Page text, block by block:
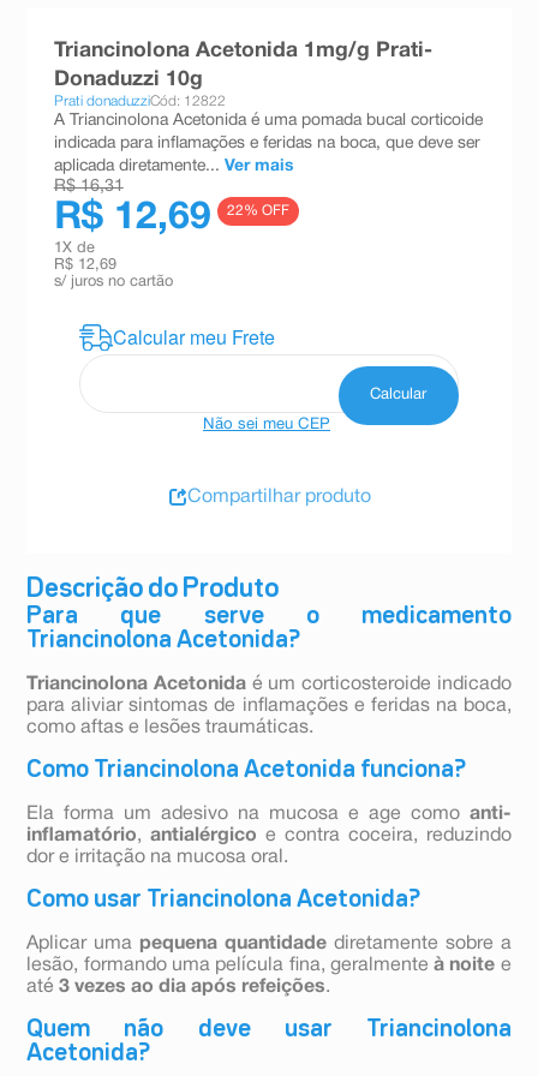
esmalte
10ºabsorvente
Descrição do Produto
Para que serve o medicamento
Triancinolona Acetonida?
Triancinolona Acetonida é um corticosteroide indicado
para aliviar sintomas de inflamações e feridas na boca,
como aftas e lesões traumáticas.
Como Triancinolona Acetonida funciona?
Ela forma um adesivo na mucosa e age como anti-
inflamatório,antialérgico e contra coceira, reduzindo
dor e irritação na mucosa oral.
Como usar Triancinolona Acetonida?
Aplicar uma pequena quantidade diretamente sobre a
lesão, formando uma película fina, geralmente à noite e
até3 vezes ao dia após refeições.
Quem não deve usar Triancinolona
Acetonida?
Triancinolona Acetonida 1mg/g Prati-
Donaduzzi 10g
Prati donaduzziCód: 12822
A Triancinolona Acetonida é uma pomada bucal corticoide
indicada para inflamações e feridas na boca, que deve ser
aplicada diretamente... Ver mais
R$ 16,31
R$ 12,69 22% OFF
1 X de
R$ 12,69
s/ juros no cartão
Não sei meu CEP
Compartilhar produto